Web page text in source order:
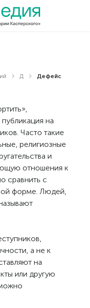
Д Дефейс
на
Часто такие
религиозные
и
отношения к
сравнить с
форме. Людей,
а не к
на
или другую